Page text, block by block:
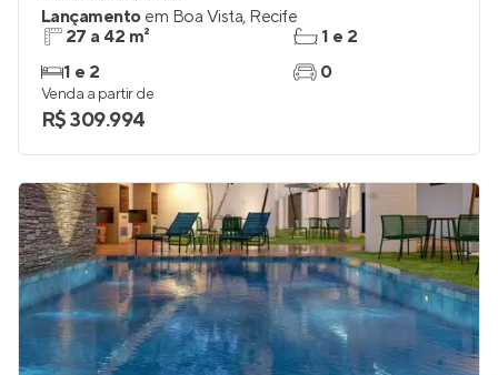
Lançamento em Boa Vista, Recife
27 a 42 m²
1 e 2
1 e 2
0
Venda a partir de
R$ 309.994